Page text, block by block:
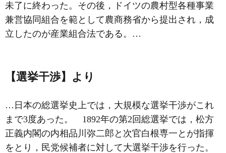
未了に終わった。その後，ドイツの農村型各種事業
兼営協同組合を範として農商務省から提出され，成
立したのが産業組合法である。…
【選挙干渉】より
…日本の総選挙史上では，大規模な選挙干渉がこれ
まで3度あった。 1892年の第2回総選挙では，松方
正義内閣の内相品川弥二郎と次官白根専一とが指揮
をとり，民党候補者に対して大選挙干渉を行った。